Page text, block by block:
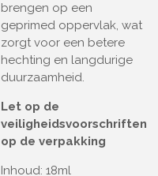
brengen op een
geprimed oppervlak, wat
zorgt voor een betere
hechting en langdurige
duurzaamheid.
Let op de
veiligheidsvoorschriften
op de verpakking
Inhoud: 18ml